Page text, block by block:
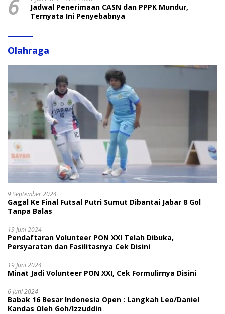
6
Jadwal Penerimaan CASN dan PPPK Mundur,
Ternyata Ini Penyebabnya
Olahraga
9 September 2024
Gagal Ke Final Futsal Putri Sumut Dibantai Jabar 8 Gol
Tanpa Balas
19 Juni 2024
Pendaftaran Volunteer PON XXI Telah Dibuka,
Persyaratan dan Fasilitasnya Cek Disini
19 Juni 2024
Minat Jadi Volunteer PON XXI, Cek Formulirnya Disini
6 Juni 2024
Babak 16 Besar Indonesia Open : Langkah Leo/Daniel
Kandas Oleh Goh/Izzuddin